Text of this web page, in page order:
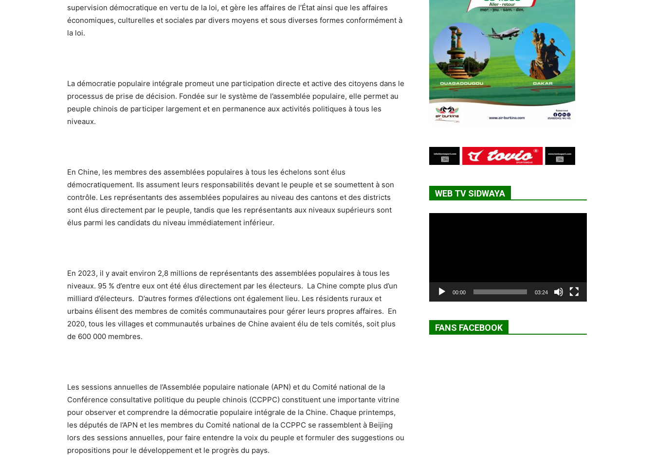
supervision démocratique en vertu de la loi, et gère les affaires de l’État ainsi que les affaires
économiques, culturelles et sociales par divers moyens et sous diverses formes conformément à
la loi.
La démocratie populaire intégrale promeut une participation directe et active des citoyens dans le
processus de prise de décision. Fondée sur le système de l’assemblée populaire, elle permet au
peuple chinois de participer largement et en permanence aux activités politiques à tous les
niveaux.
En Chine, les membres des assemblées populaires à tous les échelons sont élus
démocratiquement. Ils assument leurs responsabilités devant le peuple et se soumettent à son
contrôle. Les représentants des assemblées populaires au niveau des cantons et des districts
sont élus directement par le peuple, tandis que les représentants aux niveaux supérieurs sont
élus parmi les candidats du niveau immédiatement inférieur.
En 2023, il y avait environ 2,8 millions de représentants des assemblées populaires à tous les
niveaux. 95 % d’entre eux ont été élus directement par les électeurs. La Chine compte plus d’un
milliard d’électeurs. D’autres formes d’élections ont également lieu. Les résidents ruraux et
urbains élisent des membres de comités communautaires pour gérer leurs propres affaires. En
2020, tous les villages et communautés urbaines de Chine avaient élu de tels comités, soit plus
de 600 000 membres.
Les sessions annuelles de l’Assemblée populaire nationale (APN) et du Comité national de la
Conférence consultative politique du peuple chinois (CCPPC) constituent une importante vitrine
pour observer et comprendre la démocratie populaire intégrale de la Chine. Chaque printemps,
les députés de l’APN et les membres du Comité national de la CCPPC se rassemblent à Beijing
lors des sessions annuelles, pour faire entendre la voix du peuple et formuler des suggestions ou
propositions pour le développement et le progrès du pays.
WEB TV SIDWAYA
00:00 03:24
FANS FACEBOOK